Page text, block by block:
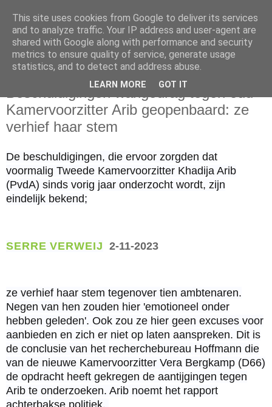
donderdag 2 november 2023
Beschuldigingen wangedrag tegen oud-
Kamervoorzitter Arib geopenbaard: ze
verhief haar stem
De beschuldigingen, die ervoor zorgden dat
voormalig Tweede Kamervoorzitter Khadija Arib
(PvdA) sinds vorig jaar onderzocht wordt, zijn
eindelijk bekend;
SERRE VERWEIJ 2-11-2023
ze verhief haar stem tegenover tien ambtenaren.
Negen van hen zouden hier 'emotioneel onder
hebben geleden'. Ook zou ze hier geen excuses voor
aanbieden en zich er niet op laten aanspreken. Dit is
de conclusie van het recherchebureau Hoffmann die
van de nieuwe Kamervoorzitter Vera Bergkamp (D66)
de opdracht heeft gekregen de aantijgingen tegen
Arib te onderzoeken. Arib noemt het rapport
This site uses cookies from Google to deliver its services
and to analyze traffic. Your IP address and user-agent are
shared with Google along with performance and security
metrics to ensure quality of service, generate usage
statistics, and to detect and address abuse.
LEARN MORE GOT IT